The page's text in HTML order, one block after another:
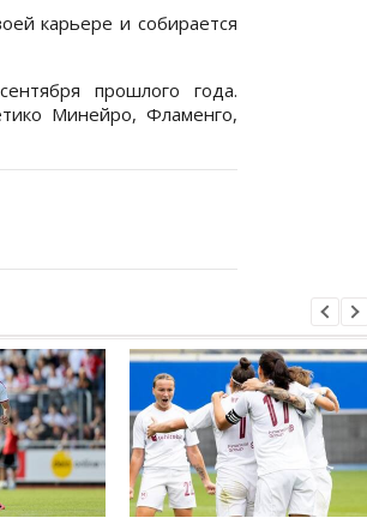
карьере и собирается
прошлого года.
Минейро, Фламенго,